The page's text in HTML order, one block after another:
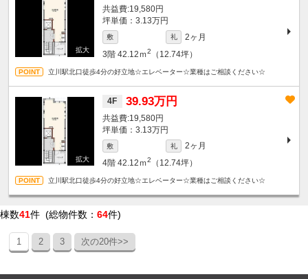
19,580円
坪単価：3.13万円
敷 礼
2ヶ月
3階 42.12ｍ2 （12.74坪）
立川駅北口徒歩4分の好立地☆エレベーター☆業種はご相談ください☆
4F 39.93万円
19,580円
坪単価：3.13万円
敷 礼
2ヶ月
4階 42.12ｍ2 （12.74坪）
立川駅北口徒歩4分の好立地☆エレベーター☆業種はご相談ください☆
棟数41件 (総物件数： 64件)
1 2 3 次の20件>>